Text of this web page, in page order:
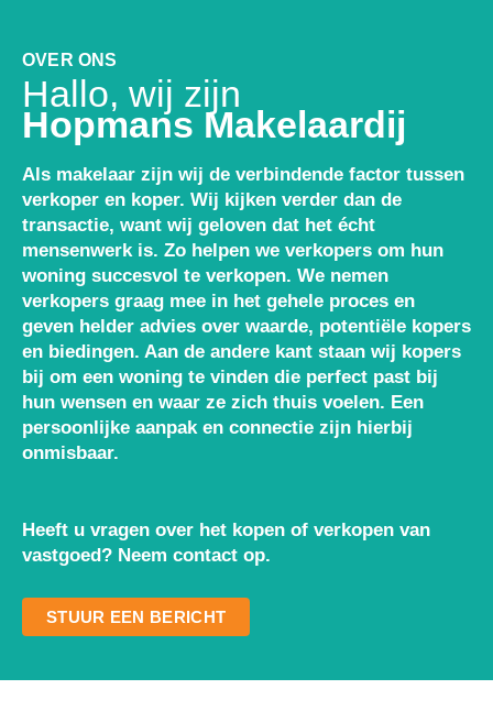
OVER ONS
Hallo, wij zijn
Hopmans Makelaardij
Als makelaar zijn wij de verbindende factor tussen
verkoper en koper. Wij kijken verder dan de
transactie, want wij geloven dat het écht
mensenwerk is. Zo helpen we verkopers om hun
woning succesvol te verkopen. We nemen
verkopers graag mee in het gehele proces en
geven helder advies over waarde, potentiële kopers
en biedingen. Aan de andere kant staan wij kopers
bij om een woning te vinden die perfect past bij
hun wensen en waar ze zich thuis voelen. Een
persoonlijke aanpaken connectie zijn hierbij
onmisbaar.
Heeft u vragen over het kopen of verkopen van
vastgoed? Neem contact op.
STUUR EEN BERICHT